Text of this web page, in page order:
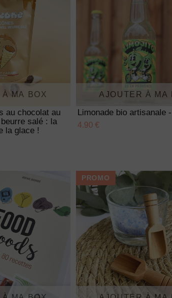
MA BOX
au chocolat au
salé : la
la glace !
AJOUTER À MA
Limonade bio artisanale
4.90 €
PROMO